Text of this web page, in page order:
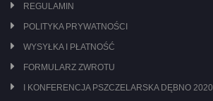
REGULAMIN
POLITYKA PRYWATNOŚCI
WYSYŁKA I PŁATNOŚĆ
FORMULARZ ZWROTU
I KONFERENCJA PSZCZELARSKA DĘBNO 2020